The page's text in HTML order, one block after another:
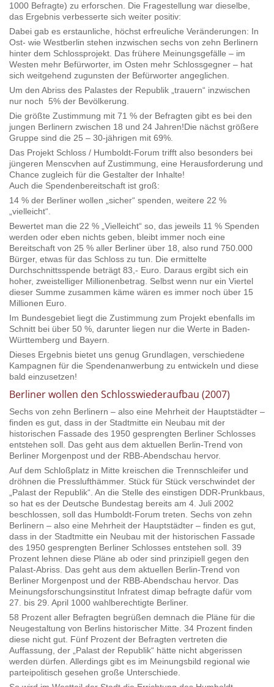
1000 Befragte) zu erforschen. Die Fragestellung war dieselbe,
das Ergebnis verbesserte sich weiter positiv:
Dabei gab es erstaunliche, höchst erfreuliche Veränderungen: In
Ost- wie Westberlin stehen inzwischen sechs von zehn Berlinern
hinter dem Schlossprojekt. Das frühere Meinungsgefälle – im
Westen mehr Befürworter, im Osten mehr Schlossgegner – hat
sich weitgehend zugunsten der Befürworter angeglichen.
Um den Abriss des Palastes der Republik „trauern“ inzwischen
nur noch 5% der Bevölkerung.
Die größte Zustimmung mit 71 % der Befragten gibt es bei den
jungen Berlinern zwischen 18 und 24 Jahren!Die nächst größere
Gruppe sind die 25 – 30-jährigen mit 69%.
Das Projekt Schloss / Humboldt-Forum trifft also besonders bei
jüngeren Menscvhen auf Zustimmung, eine Herausforderung und
Chance zugleich für die Gestalter der Inhalte!
Auch die Spendenbereitschaft ist groß:
14 % der Berliner wollen „sicher“ spenden, weitere 22 %
„vielleicht“.
Bewertet man die 22 % „Vielleicht“ so, das jeweils 11 % Spenden
werden oder eben nichts geben, bleibt immer noch eine
Bereitschaft von 25 % aller Berliner über 18, also rund 750.000
Bürger, etwas für das Schloss zu tun. Die ermittelte
Durchschnittsspende beträgt 83,- Euro. Daraus ergibt sich ein
hoher, zweistelliger Millionenbetrag. Selbst wenn nur ein Viertel
dieser Summe zusammen käme wären es immer noch über 15
Millionen Euro.
Im Bundesgebiet liegt die Zustimmung zum Projekt ebenfalls im
Schnitt bei über 50 %, darunter liegen nur die Werte in Baden-
Württemberg und Bayern.
Dieses Ergebnis bietet uns genug Grundlagen, verschiedene
Kampagnen für die Spendenanwerbung zu entwickeln und diese
bald einzusetzen!
Berliner wollen den Schlosswiederaufbau (2007)
Sechs von zehn Berlinern – also eine Mehrheit der Hauptstädter –
finden es gut, dass in der Stadtmitte ein Neubau mit der
historischen Fassade des 1950 gesprengten Berliner Schlosses
entstehen soll. Das geht aus dem aktuellen Berlin-Trend von
Berliner Morgenpost und der RBB-Abendschau hervor.
Auf dem Schloßplatz in Mitte kreischen die Trennschleifer und
dröhnen die Presslufthämmer. Stück für Stück verschwindet der
„Palast der Republik“. An die Stelle des einstigen DDR-Prunkbaus,
so hat es der Deutsche Bundestag bereits am 4. Juli 2002
beschlossen, soll das Humboldt-Forum treten. Sechs von zehn
Berlinern – also eine Mehrheit der Hauptstädter – finden es gut,
dass in der Stadtmitte ein Neubau mit der historischen Fassade
des 1950 gesprengten Berliner Schlosses entstehen soll. 39
Prozent lehnen diese Pläne ab oder sind prinzipiell gegen den
Palast-Abriss. Das geht aus dem aktuellen Berlin-Trend von
Berliner Morgenpost und der RBB-Abendschau hervor. Das
Meinungsforschungsinstitut Infratest dimap befragte dafür vom
27. bis 29. April 1000 wahlberechtigte Berliner.
58 Prozent aller Befragten begrüßen demnach die Pläne für die
Neugestaltung von Berlins historischer Mitte. 34 Prozent finden
diese nicht gut. Fünf Prozent der Befragten vertreten die
Auffassung, der „Palast der Republik“ hätte nicht abgerissen
werden dürfen. Allerdings gibt es im Meinungsbild regional wie
parteipolitisch gesehen große Unterschiede.